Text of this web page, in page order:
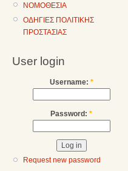
ΝΟΜΟΘΕΣΙΑ
ΟΔΗΓΙΕΣ ΠΟΛΙΤΙΚΗΣ
ΠΡΟΣΤΑΣΙΑΣ
User login
Username: *
Password: *
Request new password